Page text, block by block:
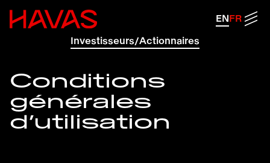
Retour à la page d'accueil d'Havas
Investisseurs/Actionnaires
ENFR
Conditions
générales
d’utilisation